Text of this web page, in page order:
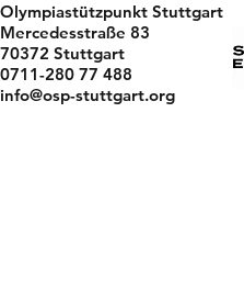
Olympiastützpunkt Stuttgart
Mercedesstraße 83
70372 Stuttgart
0711-280 77 488
info@osp-stuttgart.org